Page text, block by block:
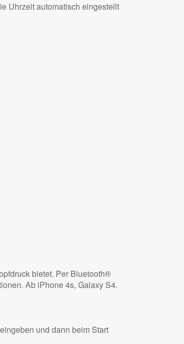
Uhrzeit automatisch eingestellt
bietet. Per Bluetooth®
Ab iPhone 4s, Galaxy S4.
und dann beim Start